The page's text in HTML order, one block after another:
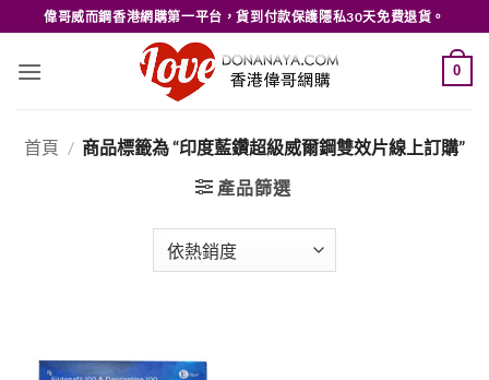
to
content
偉哥威而鋼香港網購第一平台，貨到付款保護隱私30天免費退貨。
0
首頁 / 商品標籤為 “印度藍鑽超級威爾鋼雙效片線上訂購”
產品篩選